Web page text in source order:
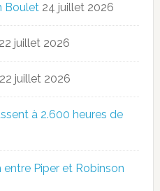
Boulet 24 juillet 2026
22 juillet 2026
22 juillet 2026
à 2.600 heures de
Piper et Robinson